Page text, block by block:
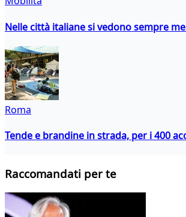
Nelle città italiane si vedono sempre
Roma
Tende e brandine in strada, per i 400
Raccomandati per te